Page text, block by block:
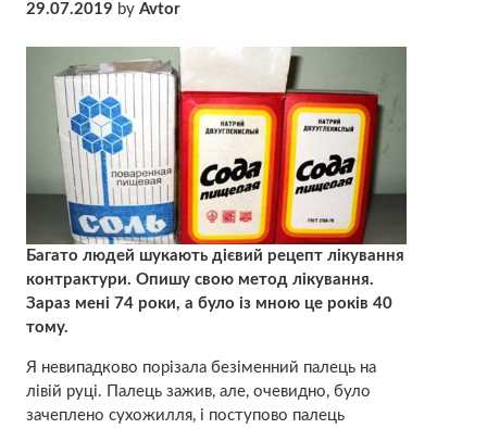
29.07.2019 by Avtor
Багато людей шукають дієвий рецепт лікування
контрактури. Опишу свою метод лікування.
Зараз мені 74 роки, а було із мною це років 40
тому.
Я невипадково порізала безіменний палець на
лівій руці. Палець зажив, але, очевидно, було
зачеплено сухожилля, і поступово палець